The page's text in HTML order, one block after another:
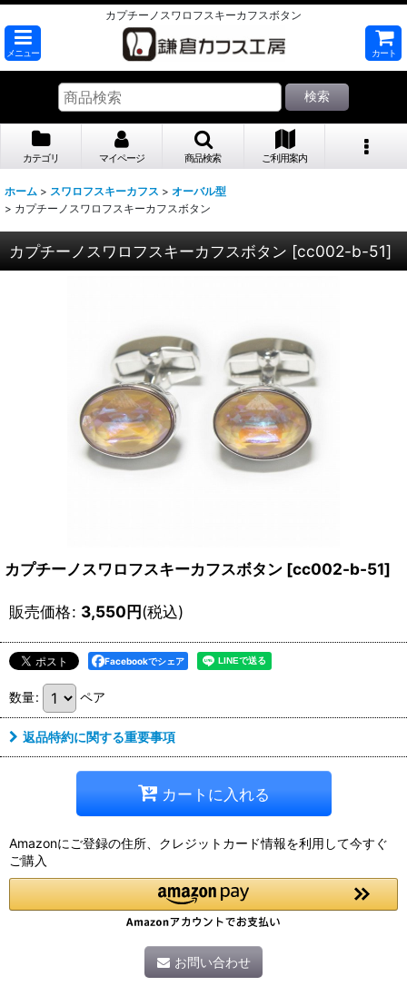
カプチーノスワロフスキーカフスボタン
メニュー カート
検索
カテゴリ マイページ 商品検索 ご利用案内
ホーム > スワロフスキーカフス > オーバル型
> カプチーノスワロフスキーカフスボタン
カプチーノスワロフスキーカフスボタン [cc002-b-51]
カプチーノスワロフスキーカフスボタン [cc002-b-51]
販売価格: 3,550円(税込)
Facebookでシェア
数量: ペア
返品特約に関する重要事項
カートに入れる
Amazonにご登録の住所、クレジットカード情報を利用して今すぐ
ご購入
お問い合わせ